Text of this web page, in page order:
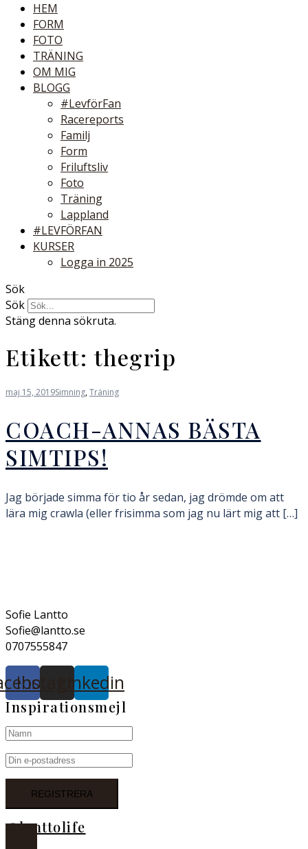
HEM
FORM
FOTO
TRÄNING
OM MIG
BLOGG
#LevförFan
Racereports
Familj
Form
Friluftsliv
Foto
Träning
Lappland
#LEVFÖRFAN
KURSER
Logga in 2025
Sök
Sök
Stäng denna sökruta.
Etikett: thegrip
maj 15, 2019Simning,Träning
COACH-ANNAS BÄSTA
SIMTIPS!
Jag började simma för tio år sedan, jag drömde om att
lära mig crawla (eller frisimma som jag nu lärt mig att […]
Sofie Lantto
Sofie@lantto.se
0707555847
InstagramLinkedin
Inspirationsmejl
@lanttolife